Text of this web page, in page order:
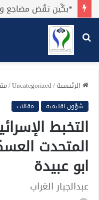
بحث
عن
الرئيسية/
Uncategorized
/
شؤون اقليمية مقالات
التخبط
المتحدت
ابو عبيدة
عبدالجبار الغراب